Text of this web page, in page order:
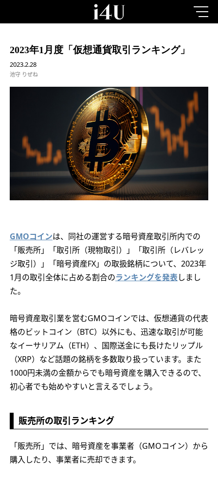
2023年1月度「仮想通貨取引ランキング」
2023.2.28
池守 りぜね
GMOコインは、同社の運営する暗号資産取引所内での
「販売所」「取引所（現物取引）」「取引所（レバレッ
ジ取引）」「暗号資産FX」の取扱銘柄について、2023年
1月の取引全体に占める割合のランキングを発表しまし
た。
暗号資産取引業を営むGMOコインでは、仮想通貨の代表
格のビットコイン（BTC）以外にも、迅速な取引が可能
なイーサリアム（ETH）、国際送金にも長けたリップル
（XRP）など話題の銘柄を多数取り扱っています。また
1000円未満の金額からでも暗号資産を購入できるので、
初心者でも始めやすいと言えるでしょう。
販売所の取引ランキング
「販売所」では、暗号資産を事業者（GMOコイン）から
購入したり、事業者に売却できます。